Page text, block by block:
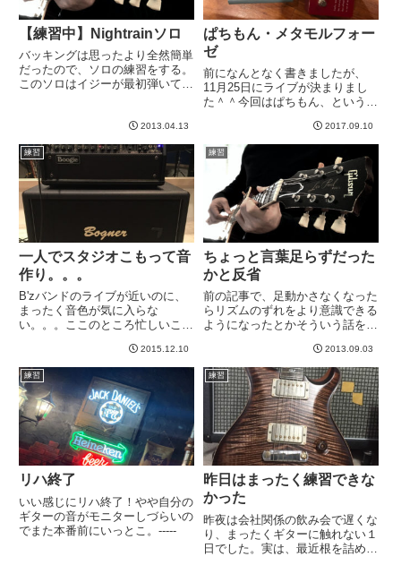
【練習中】Nightrainソロ
バッキングは思ったより全然簡単
だったので、ソロの練習をする。
このソロはイジーが最初弾いて、
＾動画はスピードを８０％くらい
にしていますが、まだ余裕なし＾
＾；イジーのソロからスラッシュ
に...
2013.04.13
ぱちもん・メタモルフォー
ゼ
前になんとなく書きましたが、
11月25日にライブが決まりまし
た＾＾今回はぱちもん、というバ
Yellow Monkey（イエモン）の劣
化コピーバンドなので「ぱちも
ん」という名称なのですが、今
回、ぱちもんが変身...
2017.09.10
練習
一人でスタジオこもって音
作り。。。
B'zバンドのライブが近いのに、
まったく音色が気に入らな
い。。。ここのところ忙しいこと
うに、個人スタジオとかもほとん
どいけてないです。というわけ
で、今日は夜の予定が先方が風邪
をひかれたらしくリスケになった
ので、...
2015.12.10
練習
ちょっと言葉足らずだった
かと反省
前の記事で、足動かさなくなった
らリズムのずれをより意識できる
ようになったとかそういう話を書
のコメントを拝見してちょっと言
葉足らずだったかと。→ リズム
が前に走る直立不動で弾くのがオ
ススメということではありませ
ん...
2013.09.03
練習
リハ終了
いい感じにリハ終了！やや自分の
ギターの音がモニターしづらいの
でまた本番前にいっとこ。-----
練習
昨日はまったく練習できな
かった
昨夜は会社関係の飲み会で遅くな
り、まったくギターに触れない１
日でした。実は、最近根を詰めて